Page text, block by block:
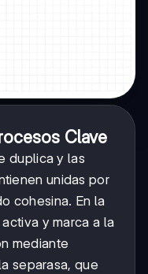
Clave
duplica y las
unidas por
cohesina. En la
activa y marca a la
mediante
separasa, que